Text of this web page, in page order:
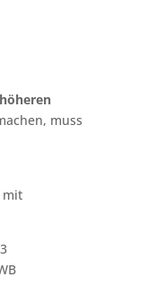
höheren
muss
mit